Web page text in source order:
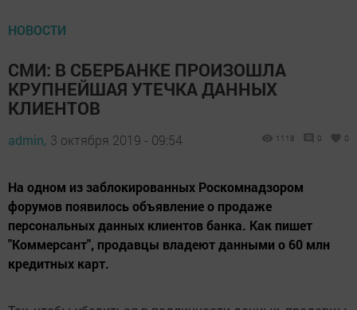
НОВОСТИ
СМИ: В СБЕРБАНКЕ ПРОИЗОШЛА
КРУПНЕЙШАЯ УТЕЧКА ДАННЫХ
КЛИЕНТОВ
admin, 3 октября 2019 - 09:54 1118 0 0
На одном из заблокированных Роскомнадзором
форумов появилось объявление о продаже
персональных данных клиентов банка. Как пишет
"Коммерсант", продавцы владеют данными о 60 млн
кредитных карт.